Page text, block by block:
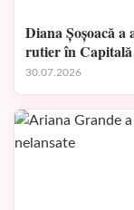
Diana Șoșoacă
rutier în Capitală
30.07.2026